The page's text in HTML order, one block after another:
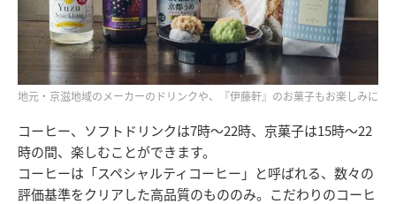
地元・京滋地域のメーカーのドリンクや、『伊藤軒』のお菓子もお楽しみに
コーヒー、ソフトドリンクは7時～22時、京菓子は15時～22
時の間、楽しむことができます。
コーヒーは「スペシャルティコーヒー」と呼ばれる、数々の
評価基準をクリアした高品質のもののみ。こだわりのコーヒ